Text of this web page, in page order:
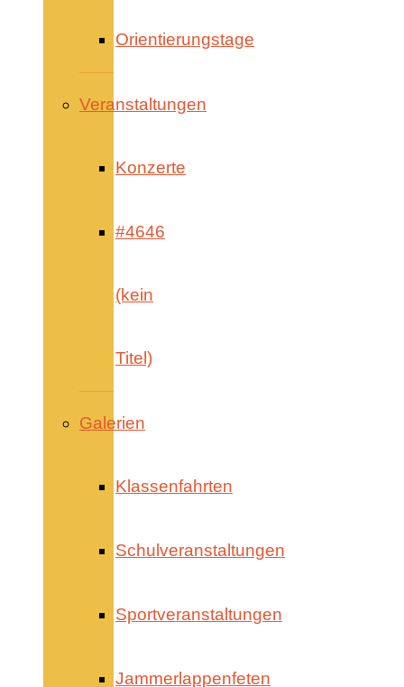
Orientierungstage
Veranstaltungen
Konzerte
#4646
(kein
Titel)
Galerien
Klassenfahrten
Schulveranstaltungen
Sportveranstaltungen
Jammerlappenfeten